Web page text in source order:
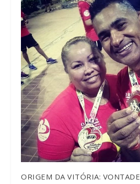
ORIGEM DA VITÓRIA: VONTADE